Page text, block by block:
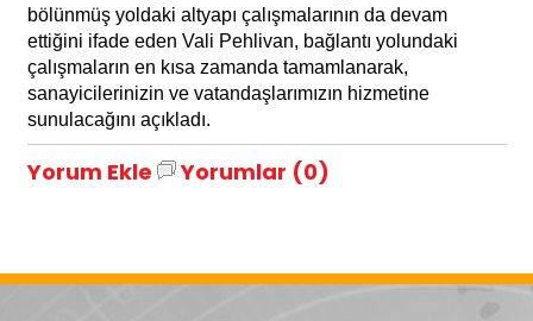
bölünmüş yoldaki altyapı çalışmalarının da devam
ettiğini ifade eden Vali Pehlivan, bağlantı yolundaki
çalışmaların en kısa zamanda tamamlanarak,
sanayicilerinizin ve vatandaşlarımızın hizmetine
sunulacağını açıkladı.
Yorum Ekle Yorumlar (0)